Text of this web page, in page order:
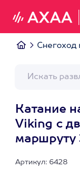
Снегоход
Катание
Viking с
маршруту
Артикул: 6428